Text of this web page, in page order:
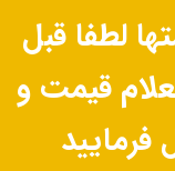
لطفا قبل
قیمت و